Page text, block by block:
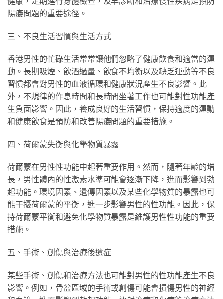
陽痿問題的重要途徑。
三、不良生活習慣與生活方式
香港男性的忙碌生活常常讓他們忽略了健康飲食和適當的運
動。長期吸煙、飲酒過量、飲食不均衡以及缺乏運動等不良
習慣都會對男性的血液循環和健康狀況產生不良影響。此
外，不規律的作息時間和長時間坐著工作也可能對性功能產
生負面影響。因此，養成良好的生活習慣，保持適度的運動
和健康飲食是預防和改善陽痿問題的重要措施。
四、荷爾蒙失衡與化學物質暴露
荷爾蒙在男性性功能中起著重要作用。然而，隨著年齡的增
長，男性體內的性激素水準可能會逐漸下降，進而影響到勃
起功能。環境因素、遺傳因素以及某些化學物質的暴露也可
能干擾荷爾蒙的平衡，進一步影響男性的性功能。因此，保
持荷爾蒙平衡和避免化學物質暴露是維護男性性功能的重要
措施。
五、手術、創傷與治療後遺症
某些手術、創傷和治療方法也可能對男性的性功能產生不良
影響。例如，骨盆區域的手術或創傷可能會損傷男性的神經